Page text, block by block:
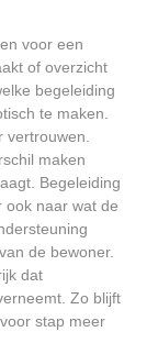
voor een
of overzicht
begeleiding
te maken.
maken
Begeleiding
ook naar wat de
de bewoner.
dat
Zo blijft
stap meer